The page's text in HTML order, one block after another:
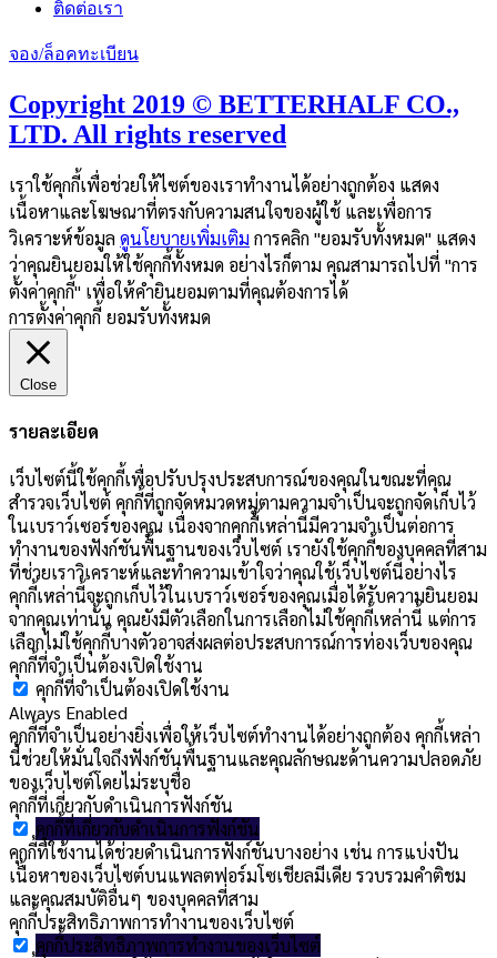
ติดต่อเรา
จอง/ล็อคทะเบียน
Copyright 2019 © BETTERHALF CO.,
LTD. All rights reserved
เราใช้คุกกี้เพื่อช่วยให้ไซต์ของเราทำงานได้อย่างถูกต้อง แสดง
เนื้อหาและโฆษณาที่ตรงกับความสนใจของผู้ใช้ และเพื่อการ
วิเคราะห์ข้อมูล ดูนโยบายเพิ่มเติม การคลิก "ยอมรับทั้งหมด" แสดง
ว่าคุณยินยอมให้ใช้คุกกี้ทั้งหมด อย่างไรก็ตาม คุณสามารถไปที่ "การ
ตั้งค่าคุกกี้" เพื่อให้คำยินยอมตามที่คุณต้องการได้
การตั้งค่าคุกกี้ ยอมรับทั้งหมด
Close
รายละเอียด
เว็บไซต์นี้ใช้คุกกี้เพื่อปรับปรุงประสบการณ์ของคุณในขณะที่คุณ
สำรวจเว็บไซต์ คุกกี้ที่ถูกจัดหมวดหมู่ตามความจำเป็นจะถูกจัดเก็บไว้
ในเบราว์เซอร์ของคุณ เนื่องจากคุกกี้เหล่านี้มีความจำเป็นต่อการ
ทำงานของฟังก์ชันพื้นฐานของเว็บไซต์ เรายังใช้คุกกี้ของบุคคลที่สาม
ที่ช่วยเราวิเคราะห์และทำความเข้าใจว่าคุณใช้เว็บไซต์นี้อย่างไร
คุกกี้เหล่านี้จะถูกเก็บไว้ในเบราว์เซอร์ของคุณเมื่อได้รับความยินยอม
จากคุณเท่านั้น คุณยังมีตัวเลือกในการเลือกไม่ใช้คุกกี้เหล่านี้ แต่การ
เลือกไม่ใช้คุกกี้บางตัวอาจส่งผลต่อประสบการณ์การท่องเว็บของคุณ
คุกกี้ที่จำเป็นต้องเปิดใช้งาน
คุกกี้ที่จำเป็นต้องเปิดใช้งาน
Always Enabled
คุกกี้ที่จำเป็นอย่างยิ่งเพื่อให้เว็บไซต์ทำงานได้อย่างถูกต้อง คุกกี้เหล่า
นี้ช่วยให้มั่นใจถึงฟังก์ชันพื้นฐานและคุณลักษณะด้านความปลอดภัย
ของเว็บไซต์โดยไม่ระบุชื่อ
คุกกี้ที่เกี่ยวกับดำเนินการฟังก์ชัน
คุกกี้ที่เกี่ยวกับดำเนินการฟังก์ชัน
คุกกี้ที่ใช้งานได้ช่วยดำเนินการฟังก์ชันบางอย่าง เช่น การแบ่งปัน
เนื้อหาของเว็บไซต์บนแพลตฟอร์มโซเชียลมีเดีย รวบรวมคำติชม
และคุณสมบัติอื่นๆ ของบุคคลที่สาม
คุกกี้ประสิทธิภาพการทำงานของเว็บไซต์
คุกกี้ประสิทธิภาพการทำงานของเว็บไซต์